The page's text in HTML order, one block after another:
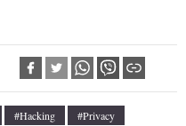
#hacking
#privacy